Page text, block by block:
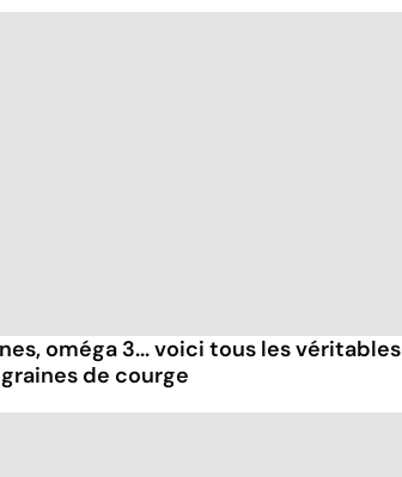
oméga 3... voici tous les véritables
de courge